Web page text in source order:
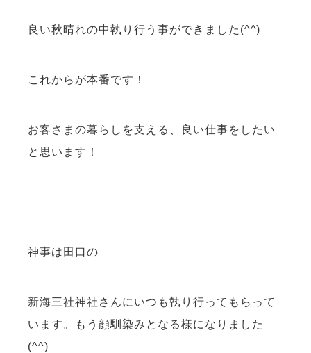
良い秋晴れの中執り行う事ができました(^^)
これからが本番です！
お客さまの暮らしを支える、良い仕事をしたい
と思います！
神事は田口の
新海三社神社さんにいつも執り行ってもらって
います。もう顔馴染みとなる様になりました
(^^)